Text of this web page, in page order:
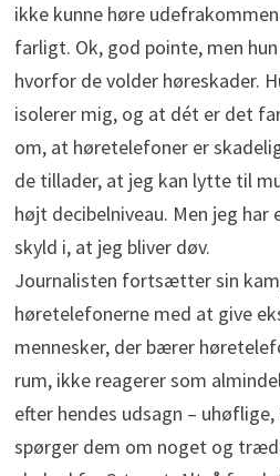
ikke kunne høre
farligt. Ok, god pointe, men
hvorfor de volder høreskader.
isolerer mig, og at dét er det
om, at høretelefoner er
de tillader, at jeg kan lytte til
højt decibelniveau. Men jeg
skyld i, at jeg bliver døv.
Journalisten fortsætter sin
høretelefonerne med at give
mennesker, der bærer
rum, ikke reagerer som
efter hendes udsagn –
spørger dem om noget og